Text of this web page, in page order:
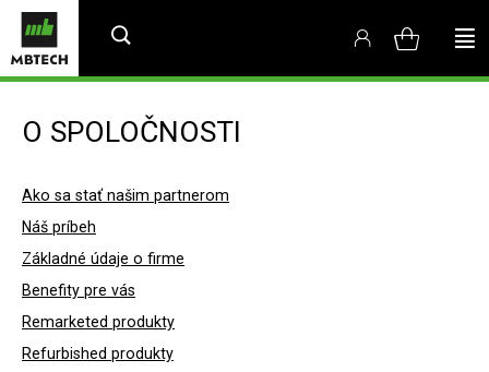
O SPOLOČNOSTI
Ako sa stať našim partnerom
Náš príbeh
Základné údaje o firme
Benefity pre vás
Remarketed produkty
Refurbished produkty